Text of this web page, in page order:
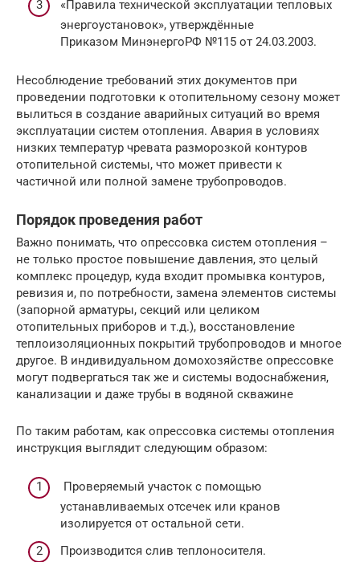
«Правила технической эксплуатации тепловых
энергоустановок», утверждённые
Приказом МинэнергоРФ №115 от 24.03.2003.
Несоблюдение требований этих документов при
проведении подготовки к отопительному сезону может
вылиться в создание аварийных ситуаций во время
эксплуатации систем отопления. Авария в условиях
низких температур чревата разморозкой контуров
отопительной системы, что может привести к
частичной или полной замене трубопроводов.
Порядок проведения работ
Важно понимать, что опрессовка систем отопления –
не только простое повышение давления, это целый
комплекс процедур, куда входит промывка контуров,
ревизия и, по потребности, замена элементов системы
(запорной арматуры, секций или целиком
отопительных приборов и т.д.), восстановление
теплоизоляционных покрытий трубопроводов и многое
другое. В индивидуальном домохозяйстве опрессовке
могут подвергаться так же и системы водоснабжения,
канализации и даже трубы в водяной скважине
По таким работам, как опрессовка системы отопления
инструкция выглядит следующим образом:
Проверяемый участок с помощью
устанавливаемых отсечек или кранов
изолируется от остальной сети.
Производится слив теплоносителя.